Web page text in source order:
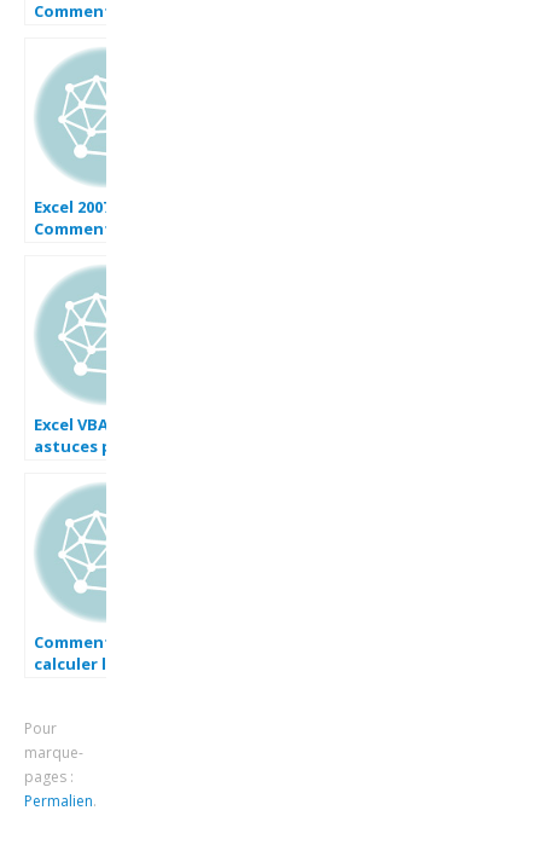
Comment utiliser
SOMME, numéro
de semaine,
SOMME PROD,
Grande.valeur
sur Excel en
moins de 5 min.
Excel 2007 :
Comment faire
dynamique sur
Excel avec menu
déroulant en
moins de 5 min.
Excel VBA : 16
astuces pour
Comment
calculer les
moins de 3 min.
Pour
marque-
pages :
Permalien.